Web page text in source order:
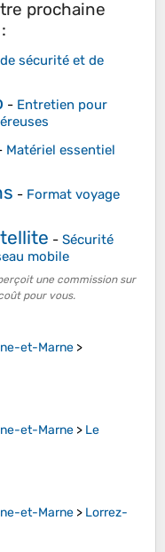
prochaine
sécurité et de
- Entretien pour
Matériel essentiel
- Format voyage
- Sécurité
mobile
une commission sur
pour vous.
et-Marne >
et-Marne > Le
et-Marne > Lorrez-